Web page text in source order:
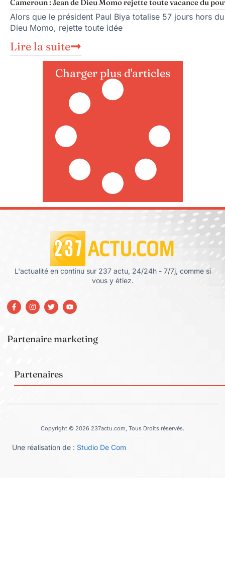
Cameroun : Jean de Dieu Momo rejette toute vacance du
Alors que le président Paul Biya totalise 57 jours hors
Dieu Momo, rejette toute idée
Lire la suite
Charger plus d'articles
L'actualité en continu sur 237 actu, 24/24h - 7/7j, comme si
vous y étiez.
Partenaire marketing
Partenaires
Copyright © 2026 237actu.com, Tous Droits réservés.
Une réalisation de : Studio De Com